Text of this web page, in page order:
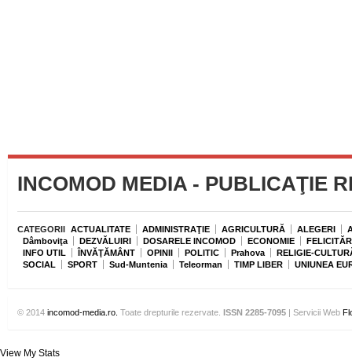
INCOMOD MEDIA - PUBLICAŢIE
CATEGORII ACTUALITATE ADMINISTRAŢIE AGRICULTURĂ ALEGERI
Dâmboviţa
DEZVĂLUIRI DOSARELE INCOMOD ECONOMIE
INFO UTIL
ÎNVĂŢĂMÂNT OPINII POLITIC Prahova
RELIGIE-
SOCIAL
SPORT Sud-Muntenia Teleorman TIMP LIBER UNIUNEA
© 2014incomod-media.ro. Toate drepturile rezervate. ISSN 2285-7095| Servicii Web
View My Stats